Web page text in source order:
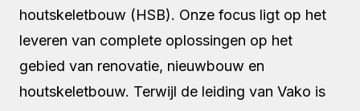
houtskeletbouw (HSB). Onze focus ligt op het
leveren van complete oplossingen op het
gebied van renovatie, nieuwbouw en
houtskeletbouw. Terwijl de leiding van Vako is